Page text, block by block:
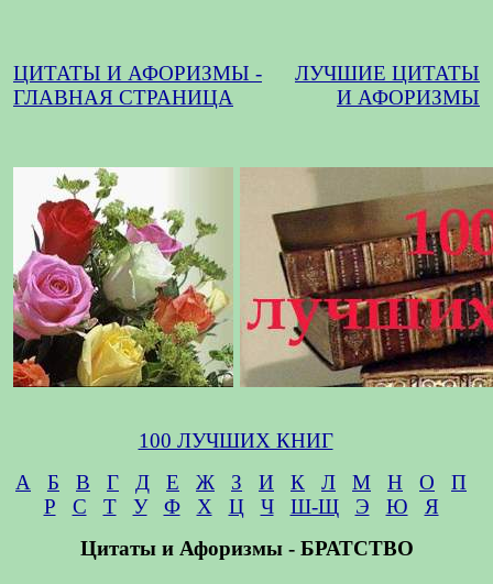
ЦИТАТЫ И АФОРИЗМЫ -
ГЛАВНАЯ СТРАНИЦА
ЛУЧШИЕ ЦИТАТЫ
И АФОРИЗМЫ
100 ЛУЧШИХ КНИГ
А
Б В Г Д Е Ж З И К Л М Н О
П
Р
С Т У Ф Х Ц Ч Ш-Щ Э Ю
Я
Цитаты и Афоризмы - БРАТСТВО